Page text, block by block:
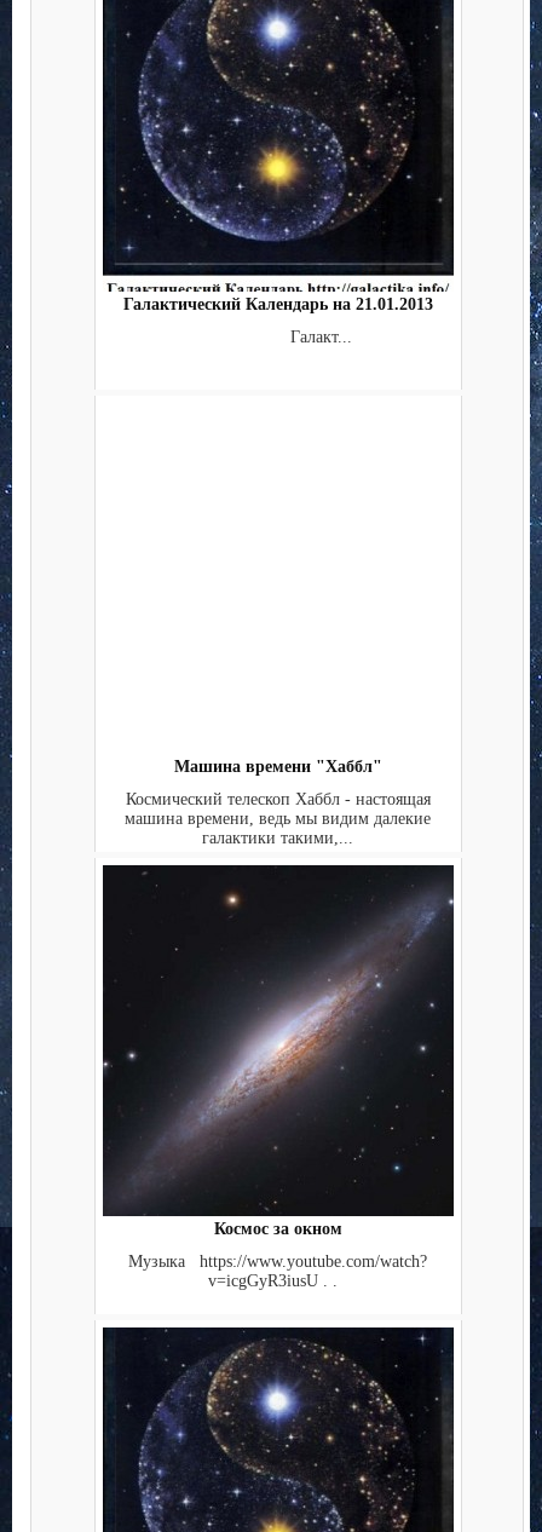
Галактический Календарь на 21.01.2013
Галакт...
Машина времени "Хаббл"
Космический телескоп Хаббл - настоящая
машина времени, ведь мы видим далекие
галактики такими,...
Космос за окном
Музыка https://www.youtube.com/watch?
v=icgGyR3iusU . .